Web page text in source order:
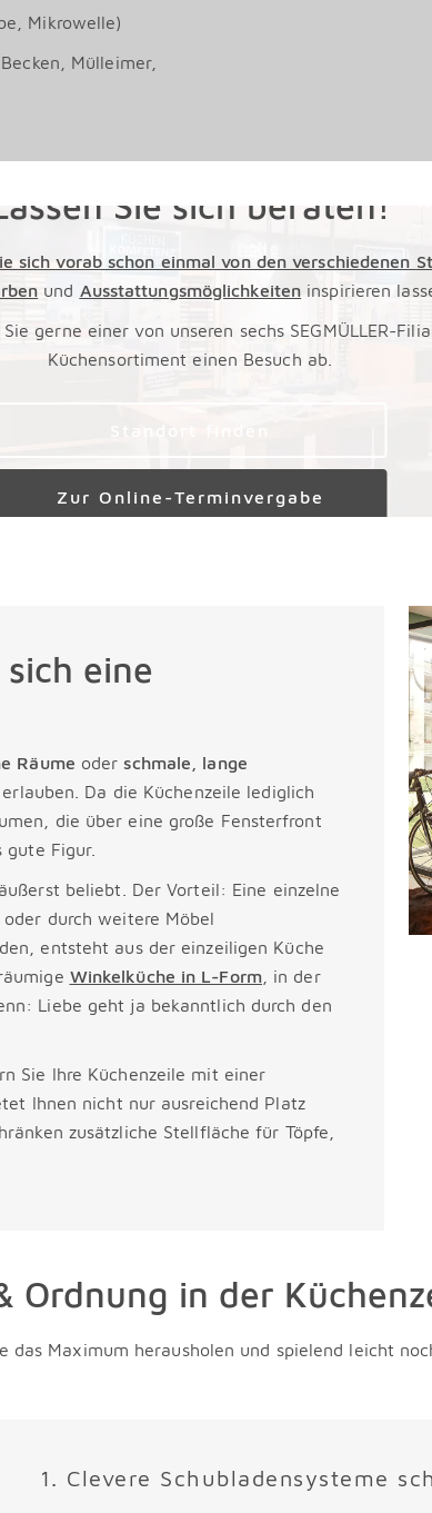
Mikrowelle)
Mülleimer,
Sie sich beraten!
sich vorab schon einmal von den verschiedenen
und Ausstattungsmöglichkeiten inspirieren
gerne einer von unseren sechs SEGMÜLLER-
Küchensortiment einen Besuch ab.
Zur Online-Terminvergabe
eine
Räume oderschmale, lange
Da die Küchenzeile lediglich
die über eine große Fensterfront
Figur.
beliebt. Der Vorteil: Eine einzelne
durch weitere Möbel
entsteht aus der einzeiligen Küche
Winkelküche in L-Form, in der
Liebe geht ja bekanntlich durch den
Sie Ihre Küchenzeile mit einer
Ihnen nicht nur ausreichend Platz
zusätzliche Stellfläche für Töpfe,
Ordnung in der
das Maximum herausholen und spielend leicht
1. Clevere Schubladensysteme